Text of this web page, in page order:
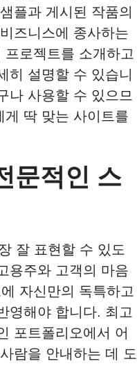
플과 게시된 작품의
즈니스에 종사하는
로젝트를 소개하고
히 설명할 수 있습니
나 사용할 수 있으므
게 딱 맞는 사이트를
문적인 스
잘 표현할 수 있도
용주와 고객의 마음
자신만의 독특하고
영해야 합니다. 최고
포트폴리오에서 어
람을 안내하는 데 도